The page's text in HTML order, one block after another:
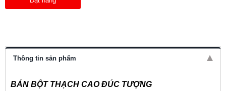
Thông tin sản phẩm
BÁN BỘT THẠCH CAO ĐÚC TƯỢNG